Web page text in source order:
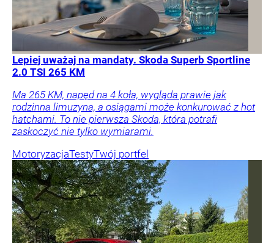
Lepiej uważaj na mandaty. Skoda Superb Sportline
2.0 TSI 265 KM
Ma 265 KM, napęd na 4 koła, wygląda prawie jak
rodzinna limuzyna, a osiągami może konkurować z hot
hatchami. To nie pierwsza Skoda, która potrafi
zaskoczyć nie tylko wymiarami.
MotoryzacjaTestyTwój portfel